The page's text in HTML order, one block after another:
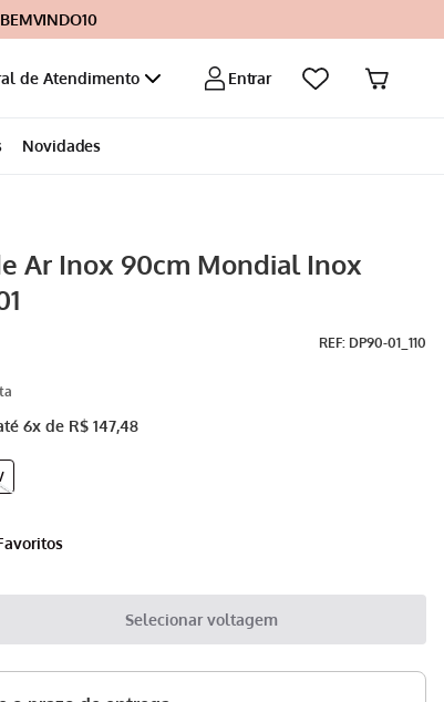
de Atendimento Entrar
Novidades
Ar Inox 90cm Mondial Inox
: DP90-01_110
6x de R$ 147,48
Selecionar voltagem